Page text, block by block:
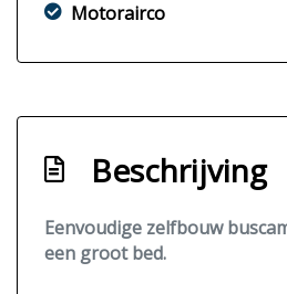
Motorairco
Beschrijving
Eenvoudige zelfbouw
een groot bed.